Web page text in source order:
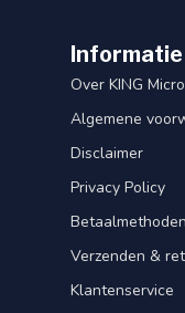
Informatie
Over KING
Algemene
Disclaimer
Privacy Policy
Betaalmethoden
Verzenden &
Klantenservice